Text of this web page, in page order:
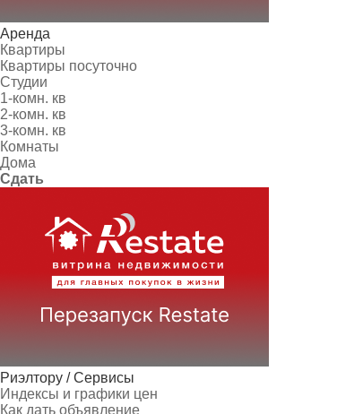
Аренда
Квартиры
Квартиры посуточно
Студии
1-комн. кв
2-комн. кв
3-комн. кв
Комнаты
Дома
Сдать
Риэлтору / Сервисы
Индексы и графики цен
Как дать объявление